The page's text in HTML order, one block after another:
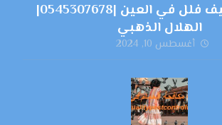
شركة تنظيف فلل في العين |0545307678|
الهلال الذهبي
أغسطس 10, 2024